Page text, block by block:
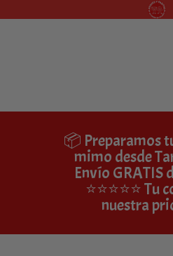
📦 Preparamos
mimo desde
Envío GRATIS
⭐⭐⭐⭐⭐ Tu
nuestra